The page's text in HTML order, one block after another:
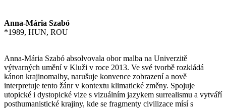
Anna-Mária Szabó
*1989, HUN, ROU
Anna-Mária Szabó absolvovala obor malba na Univerzitě
výtvarných umění v Kluži v roce 2013. Ve své tvorbě rozkládá
kánon krajinomalby, narušuje konvence zobrazení a nově
interpretuje tento žánr v kontextu klimatické změny. Spojuje
utopické i dystopické vize s vizuálním jazykem surrealismu a vytváří
posthumanistické krajiny, kde se fragmenty civilizace mísí s